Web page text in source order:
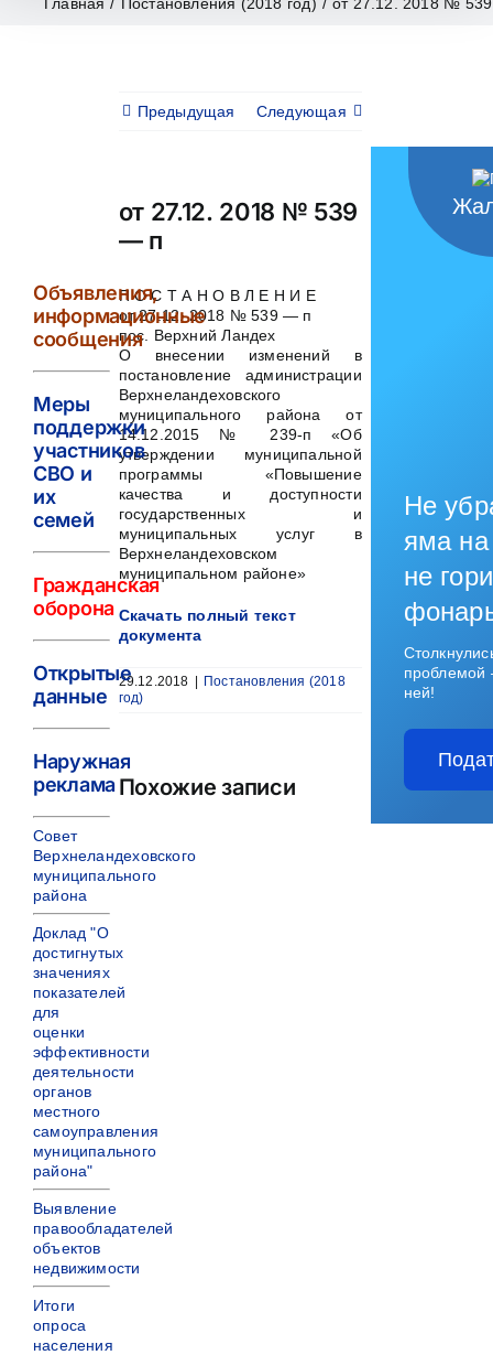
Предыдущая Следующая
от 27.12. 2018 № 539
— п
П О С Т А Н О В Л Е Н И Е
от 27.12. 2018 № 539 — п
пос. Верхний Ландех
О внесении изменений в
постановление администрации
Верхнеландеховского
муниципального района от
14.12.2015 № 239-п «Об
утверждении муниципальной
программы «Повышение
качества и доступности
государственных и
муниципальных услуг в
Верхнеландеховском
муниципальном районе»
Скачать полный текст
документа
29.12.2018
Постановления (2018
год)
Похожие записи
Объявления,
информационные
сообщения
Меры
поддержки
участников
СВО и
их
семей
Гражданская
оборона
Открытые
данные
Наружная
реклама
Совет
Верхнеландеховского
муниципального
района
Доклад "О
достигнутых
значениях
показателей
для
оценки
эффективности
деятельности
органов
местного
самоуправления
муниципального
района"
Выявление
правообладателей
объектов
недвижимости
Итоги
опроса
населения
Не
яма на
не
ней!